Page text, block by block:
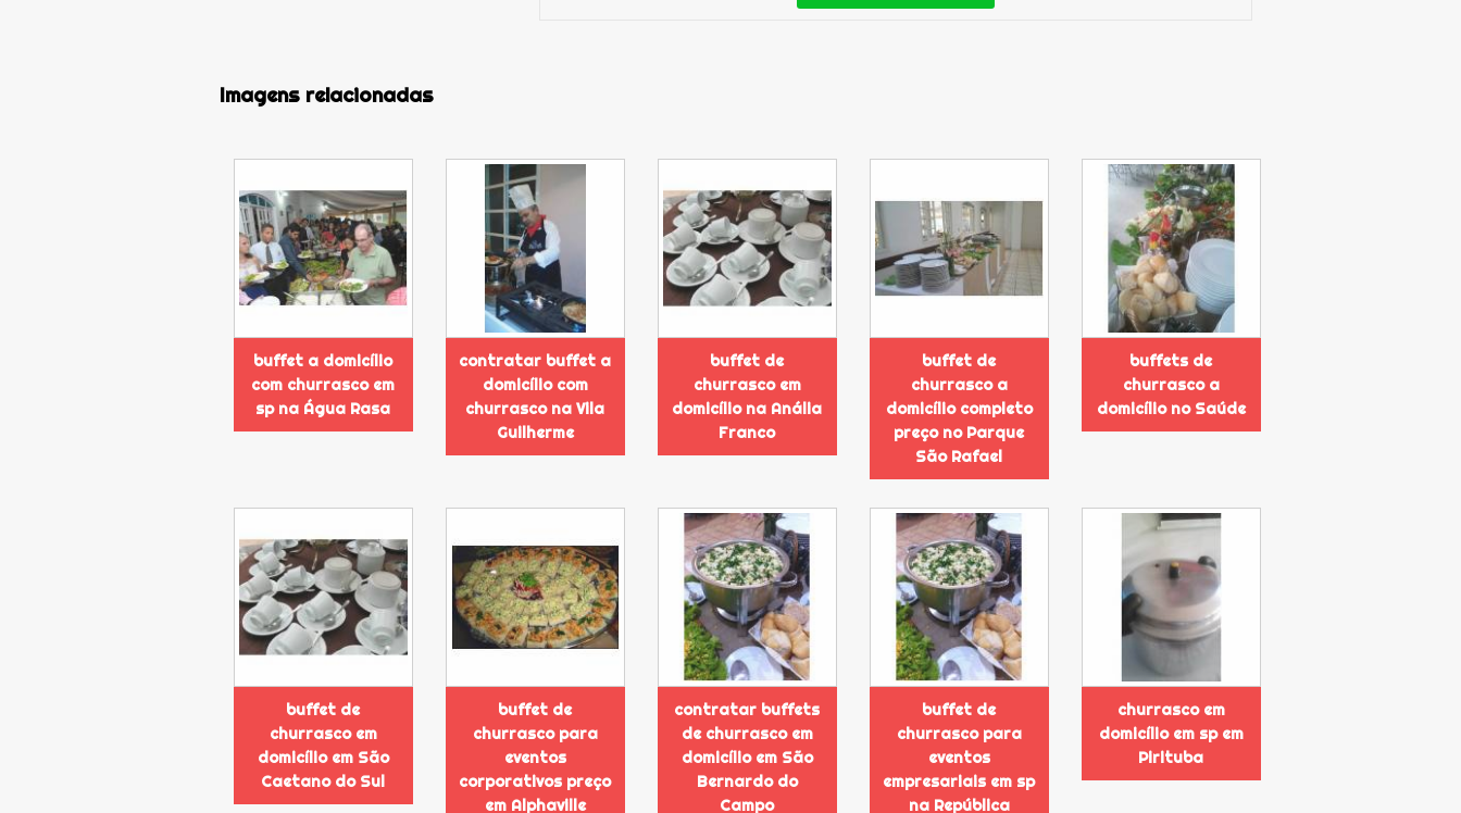
Imagens relacionadas
buffet a domicílio
com churrasco em
sp na Água Rasa
contratar buffet a
domicílio com
churrasco na Vila
Guilherme
buffet de
churrasco em
domicílio na Anália
Franco
buffet de
churrasco a
domicílio completo
preço no Parque
São Rafael
buffets de
churrasco a
domicílio no Saúde
buffet de
churrasco em
domicílio em São
Caetano do Sul
buffet de
churrasco para
eventos
corporativos preço
em Alphaville
contratar buffets
de churrasco em
domicílio em São
Bernardo do
Campo
buffet de
churrasco para
eventos
empresariais em sp
na República
churrasco em
domicílio em sp em
Pirituba